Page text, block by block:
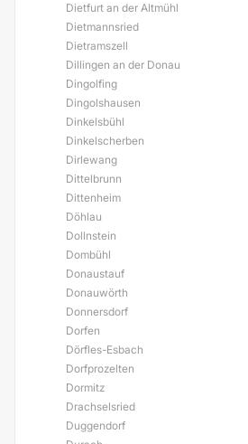
Dietfurt an der Altmühl
Dietmannsried
Dietramszell
Dillingen an der Donau
Dingolfing
Dingolshausen
Dinkelsbühl
Dinkelscherben
Dirlewang
Dittelbrunn
Dittenheim
Döhlau
Dollnstein
Dombühl
Donaustauf
Donauwörth
Donnersdorf
Dorfen
Dörfles-Esbach
Dorfprozelten
Dormitz
Drachselsried
Duggendorf